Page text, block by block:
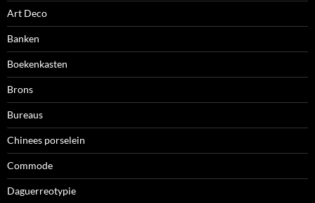
Art Deco
Banken
Boekenkasten
Brons
Bureaus
Chinees porselein
Commode
Daguerreotypie